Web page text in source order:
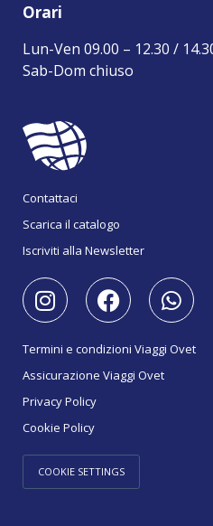
Orari
Lun-Ven 09.00 – 12.30 /
Sab-Dom chiuso
Contattaci
Scarica il catalogo
Iscriviti alla Newsletter
Termini e condizioni Viaggi Ovet
Assicurazione Viaggi Ovet
Privacy Policy
Cookie Policy
COOKIE SETTINGS